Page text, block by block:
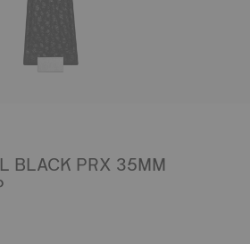
BLACK PRX 35MM